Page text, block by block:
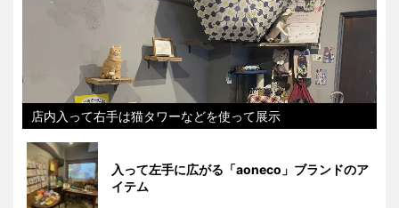
店内入って右手は猫タワーなどを使って展示
入って左手に広がる「aoneco」ブランドのア
イテム